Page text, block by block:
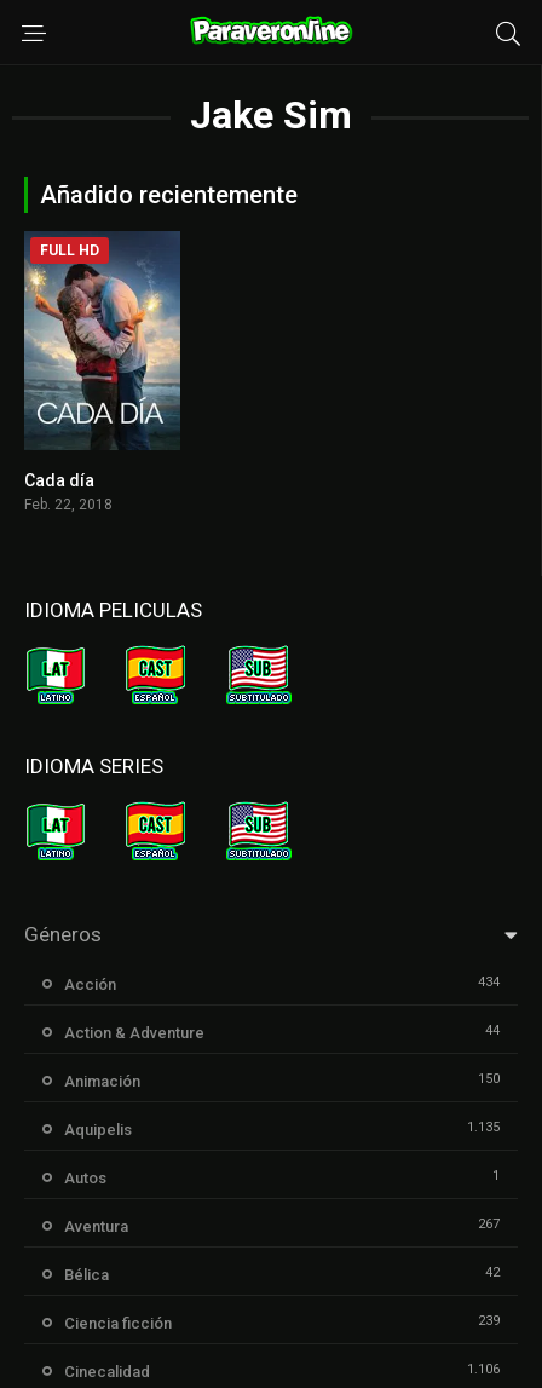
Jake Sim
Añadido recientemente
FULL HD
Cada día
Feb. 22, 2018
IDIOMA PELICULAS
IDIOMA SERIES
Géneros
Acción 434
Action & Adventure 44
Animación 150
Aquipelis 1.135
Autos 1
Aventura 267
Bélica 42
Ciencia ficción 239
Cinecalidad 1.106